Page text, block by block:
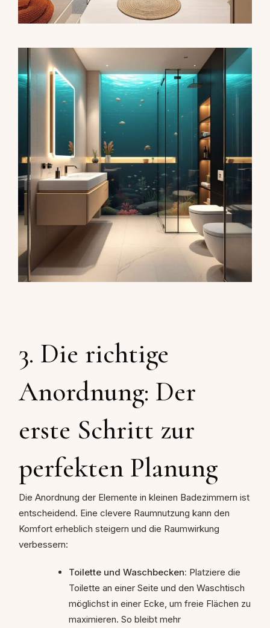
3. Die richtige
Anordnung: Der
erste Schritt zur
perfekten Planung
Die Anordnung der Elemente in kleinen Badezimmern ist
entscheidend. Eine clevere Raumnutzung kann den
Komfort erheblich steigern und die Raumwirkung
verbessern:
Toilette und Waschbecken: Platziere die
Toilette an einer Seite und den Waschtisch
möglichst in einer Ecke, um freie Flächen zu
maximieren. So bleibt mehr